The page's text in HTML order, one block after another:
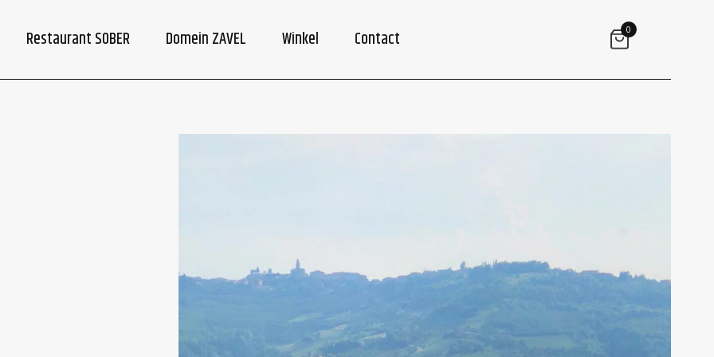
Restaurant SOBER Domein ZAVEL Winkel Contact 0